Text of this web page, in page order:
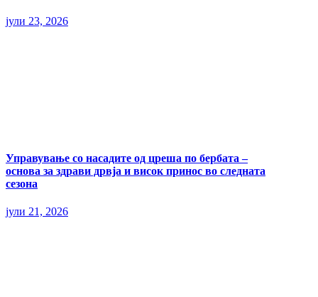
јули 23, 2026
Управување со насадите од цреша по бербата –
основа за здрави дрвја и висок принос во следната
сезона
јули 21, 2026